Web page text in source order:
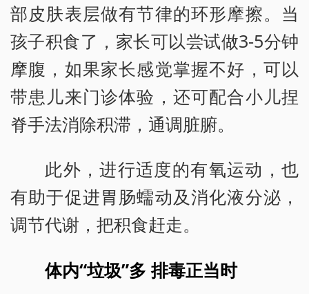
部皮肤表层做有节律的环形摩擦。当
孩子积食了，家长可以尝试做3-5分钟
摩腹，如果家长感觉掌握不好，可以
带患儿来门诊体验，还可配合小儿捏
脊手法消除积滞，通调脏腑。
此外，进行适度的有氧运动，也
有助于促进胃肠蠕动及消化液分泌，
调节代谢，把积食赶走。
体内“垃圾”多 排毒正当时